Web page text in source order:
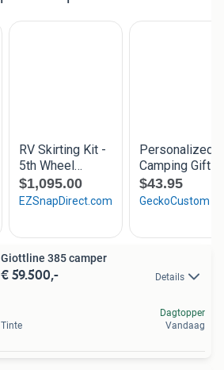
Giottline 385 camper
€ 59.500,- Details
Tinte
Dagtopper
Vandaag